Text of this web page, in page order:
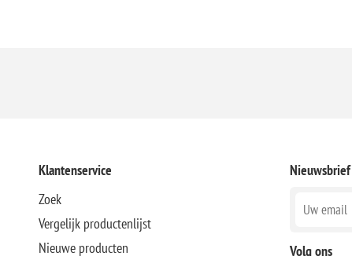
Klantenservice
Zoek
Vergelijk productenlijst
Nieuwe producten
Nieuwsbrief
Volg ons